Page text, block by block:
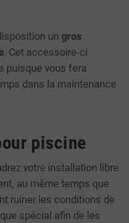
un gros
. Cet accessoire-ci
puisque vous fera
dans la maintenance
piscine
votre installation libre
au même temps que
ruiner les conditions de
spécial afin de les